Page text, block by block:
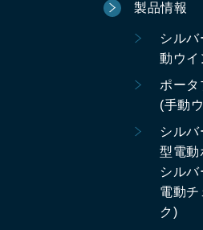
製品情報
シル
動ウイ
ポータ
(手動
シル
型電動
シル
電動チ
ク)